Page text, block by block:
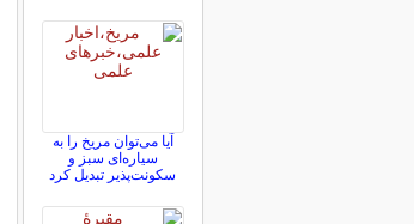
آیا می‌توان مریخ را به
سیاره‌ای سبز و
سکونت‌پذیر تبدیل کرد